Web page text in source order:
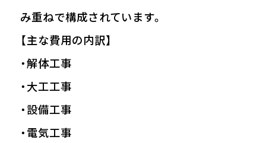
み重ねで構成されています。
【主な費用の内訳】
・解体工事
・大工工事
・設備工事
・電気工事